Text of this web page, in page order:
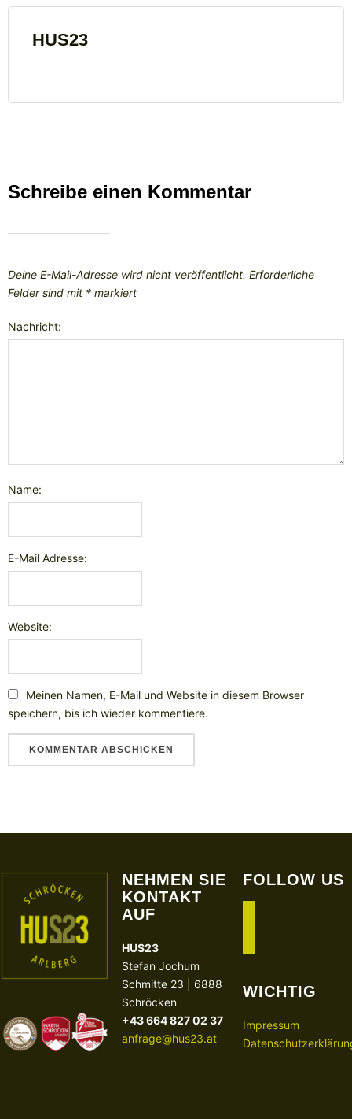
HUS23
Schreibe einen Kommentar
Deine E-Mail-Adresse wird nicht veröffentlicht. Erforderliche
Felder sind mit * markiert
Nachricht:
Name:
E-Mail Adresse:
Website:
Meinen Namen, E-Mail und Website in diesem Browser
speichern, bis ich wieder kommentiere.
NEHMEN SIE
KONTAKT
AUF
HUS23
Stefan Jochum
Schmitte 23 | 6888
Schröcken
+43 664 827 02 37
anfrage@hus23.at
FOLLOW US
WICHTIG
Impressum